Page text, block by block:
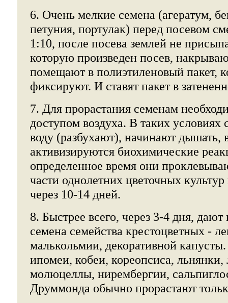
6. Очень мелкие семена (агератум,
петуния, портулак) перед посевом
1:10, после посева землей не
которую произведен посев,
помещают в полиэтиленовый пакет,
фиксируют. И ставят пакет в
7. Для прорастания семенам
доступом воздуха. В таких условиях
воду (разбухают), начинают дышать,
активизируются биохимические
определенное время они
части однолетних цветочных
через 10-14 дней.
8. Быстрее всего, через 3-4 дня,
семена семейства крестоцветных -
малькольмии, декоративной
ипомеи, кобеи, кореопсиса, льнянки,
молюцеллы, нирембергии,
Друммонда обычно прорастают